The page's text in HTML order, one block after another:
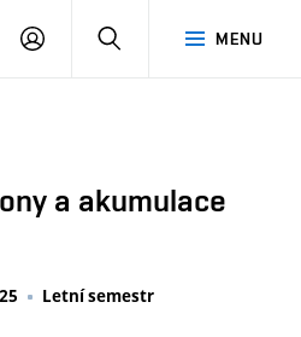
MENU
PŘIHLÁŠENÍ
a akumulace
Letní semestr